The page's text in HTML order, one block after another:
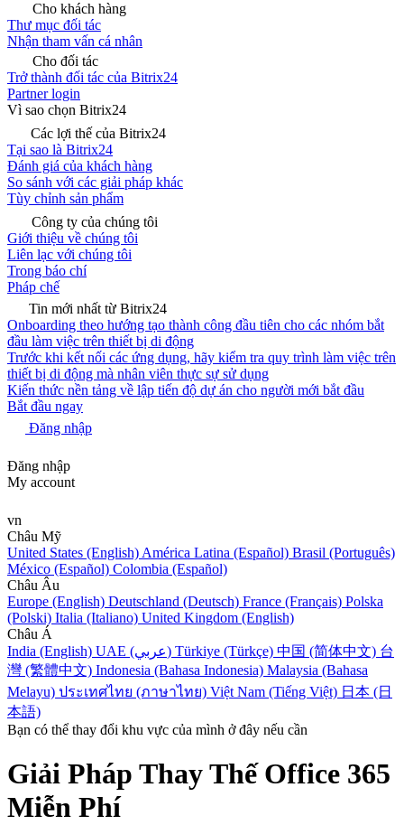
Cho khách hàng
Thư mục đối tác
Nhận tham vấn cá nhân
Cho đối tác
Trở thành đối tác của Bitrix24
Partner login
Vì sao chọn Bitrix24
Các lợi thế của Bitrix24
Tại sao là Bitrix24
Đánh giá của khách hàng
So sánh với các giải pháp khác
Tùy chỉnh sản phẩm
Công ty của chúng tôi
Giới thiệu về chúng tôi
Liên lạc với chúng tôi
Trong báo chí
Pháp chế
Tin mới nhất từ Bitrix24
Onboarding theo hướng tạo thành công đầu tiên cho các nhóm bắt
đầu làm việc trên thiết bị di động
Trước khi kết nối các ứng dụng, hãy kiểm tra quy trình làm việc trên
thiết bị di động mà nhân viên thực sự sử dụng
Kiến thức nền tảng về lập tiến độ dự án cho người mới bắt đầu
Bắt đầu ngay
Đăng nhập
Đăng nhập
My account
vn
Châu Mỹ
United States (English) América Latina (Español) Brasil (Português)
México (Español) Colombia (Español)
Châu Âu
Europe (English) Deutschland (Deutsch) France (Français) Polska
(Polski) Italia (Italiano) United Kingdom (English)
Châu Á
India (English)
UAE (عربي) Türkiye (Türkçe) 中国 (简体中文) 台
灣 (繁體中文) Indonesia (Bahasa Indonesia) Malaysia (Bahasa
Melayu) ประเทศไทย (ภาษาไทย) Việt Nam (Tiếng Việt) 日本 (日
本語)
Bạn có thể thay đổi khu vực của mình ở đây nếu cần
Giải Pháp Thay Thế Office 365
Miễn Phí